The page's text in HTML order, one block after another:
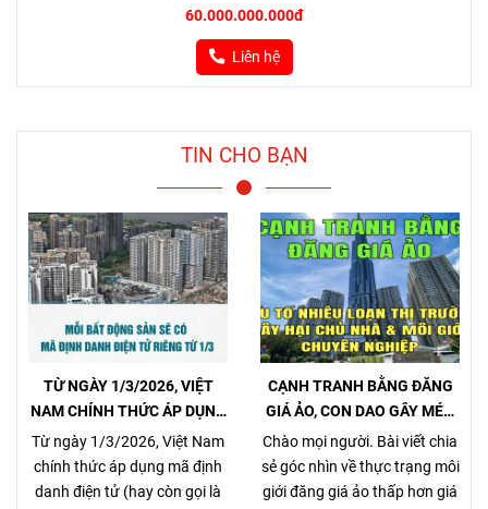
60.000.000.000đ
Liên hệ
TIN CHO BẠN
TỪ NGÀY 1/3/2026, VIỆT
NAM CHÍNH THỨC ÁP DỤNG
MÃ ĐỊNH DANH BẤT ĐỘNG
SẢN
Từ ngày 1/3/2026, Việt Nam
chính thức áp dụng mã định
danh điện tử (hay còn gọi là
CẠNH TRANH BẰNG ĐĂNG
GIÁ ẢO, CON DAO GÂY MÉO
MÓ THỊ TRƯỜNG, GÂY HẠI
CHỦ NHÀ VÀ NHÀ MÔI GIỚI
CHÂN CHÍNH
Chào mọi người. Bài viết chia
sẻ góc nhìn về thực trạng môi
giới đăng giá ảo thấp hơn giá